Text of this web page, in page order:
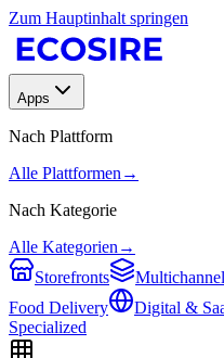
Zum Hauptinhalt springen
Apps
Nach Plattform
Alle Plattformen →
Nach Kategorie
Alle Kategorien →
Storefronts
Food Delivery
Digital &
Specialized